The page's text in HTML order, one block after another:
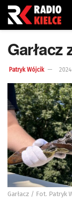
Garłacz
Patryk Wójcik
Garłacz / Fot. Patryk